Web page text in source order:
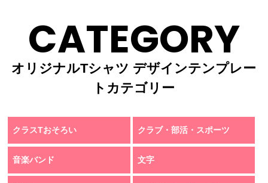
CATEGORY
オリジナルTシャツ デザインテンプレー
トカテゴリー
クラスTおそろい クラブ・部活・スポーツ
音楽バンド 文字